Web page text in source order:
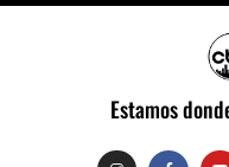
Estamos